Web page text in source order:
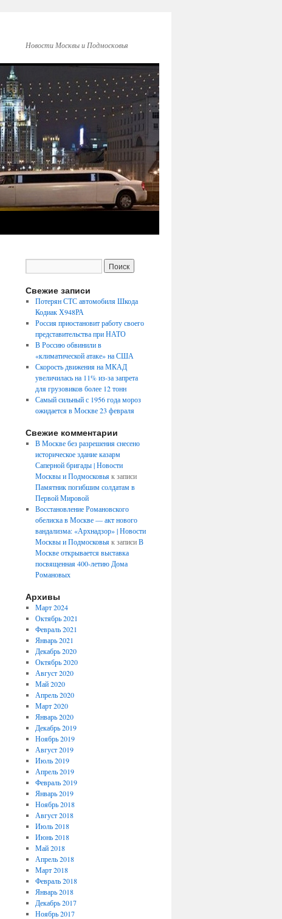
Новости Москвы и Подмосковья
Свежие записи
Потерян СТС автомобиля Шкода
Кодиак Х948РА
Россия приостановит работу своего
представительства при НАТО
В Россию обвинили в
«климатической атаке» на США
Скорость движения на МКАД
увеличилась на 11% из-за запрета
для грузовиков более 12 тонн
Самый сильный с 1956 года мороз
ожидается в Москве 23 февраля
Свежие комментарии
В Москве без разрешения снесено
историческое здание казарм
Саперной бригады | Новости
Москвы и Подмосковьяк записи
Памятник погибшим солдатам в
Первой Мировой
Восстановление Романовского
обелиска в Москве — акт нового
вандализма: «Архнадзор» | Новости
Москвы и Подмосковьяк записиВ
Москве открывается выставка
посвященная 400-летию Дома
Романовых
Архивы
Март 2024
Октябрь 2021
Февраль 2021
Январь 2021
Декабрь 2020
Октябрь 2020
Август 2020
Май 2020
Апрель 2020
Март 2020
Январь 2020
Декабрь 2019
Ноябрь 2019
Август 2019
Июль 2019
Апрель 2019
Февраль 2019
Январь 2019
Ноябрь 2018
Август 2018
Июль 2018
Июнь 2018
Май 2018
Апрель 2018
Март 2018
Февраль 2018
Январь 2018
Декабрь 2017
Ноябрь 2017